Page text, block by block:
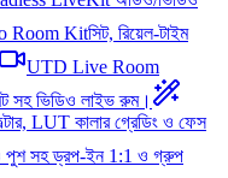
Room Kitসিট, রিয়েল-টাইম
UTD Live Room
সহ ভিডিও লাইভ রুম।
LUT কালার গ্রেডিং ও ফেস
ও পুশ সহ ড্রপ-ইন 1:1 ও গ্রুপ